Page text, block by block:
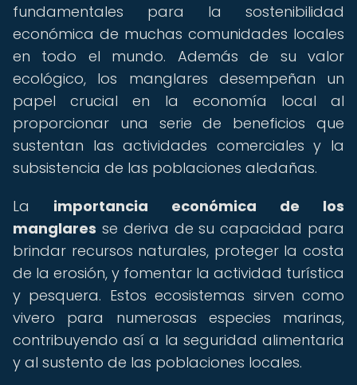
fundamentales para la sostenibilidad
económica de muchas comunidades locales
en todo el mundo. Además de su valor
ecológico, los manglares desempeñan un
papel crucial en la economía local al
proporcionar una serie de beneficios que
sustentan las actividades comerciales y la
subsistencia de las poblaciones aledañas.
La importancia económica de los
manglares se deriva de su capacidad para
brindar recursos naturales, proteger la costa
de la erosión, y fomentar la actividad turística
y pesquera. Estos ecosistemas sirven como
vivero para numerosas especies marinas,
contribuyendo así a la seguridad alimentaria
y al sustento de las poblaciones locales.